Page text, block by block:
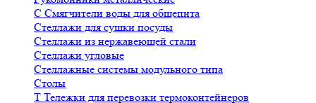
С Смягчители воды для общепита
Стеллажи для сушки посуды
Стеллажи из нержавеющей стали
Стеллажи угловые
Стеллажные системы модульного типа
Столы
Т Тележки для перевозки термоконтейнеров